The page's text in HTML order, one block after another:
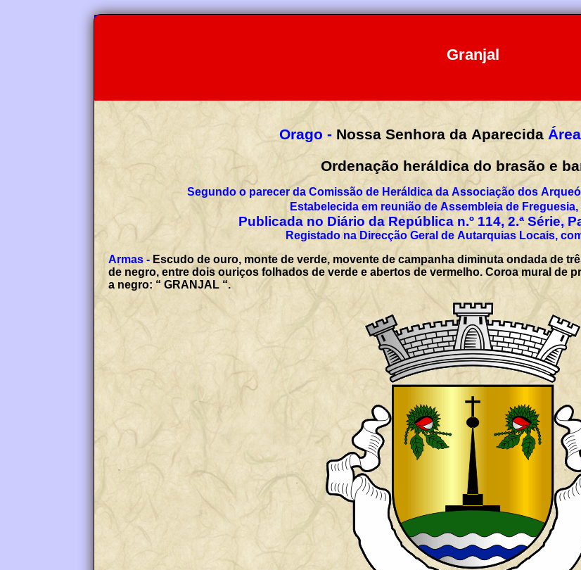
Granjal
Orago - Nossa Senhora da Aparecida
Ordenação heráldica do brasão e
Segundo o parecer da Comissão de Heráldica da Associação dos
Estabelecida em reunião de Assembleia de Freguesia,
Publicada no Diário da República n.º 114, 2.ª Série,
Registado na Direcção Geral de Autarquias Locais,
Armas - Escudo de ouro, monte de verde, movente de campanha diminuta ondada de
de negro, entre dois ouriços folhados de verde e abertos de vermelho. Coroa mural de
a negro: “ GRANJAL “.